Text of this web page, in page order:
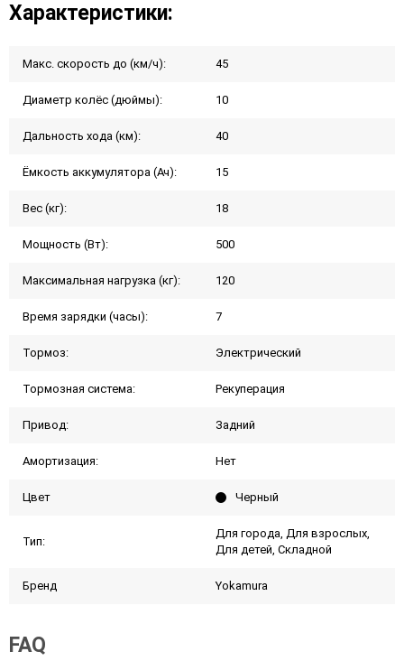
Характеристики:
Макс. скорость до (км/ч): 45
Диаметр колёс (дюймы): 10
Дальность хода (км): 40
Ёмкость аккумулятора (Ач): 15
Вес (кг): 18
Мощность (Вт): 500
Максимальная нагрузка (кг): 120
Время зарядки (часы): 7
Тормоз: Электрический
Тормозная система: Рекуперация
Привод: Задний
Амортизация: Нет
Цвет Черный
Тип:
Для города, Для взрослых,
Для детей, Складной
Бренд Yokamura
FAQ